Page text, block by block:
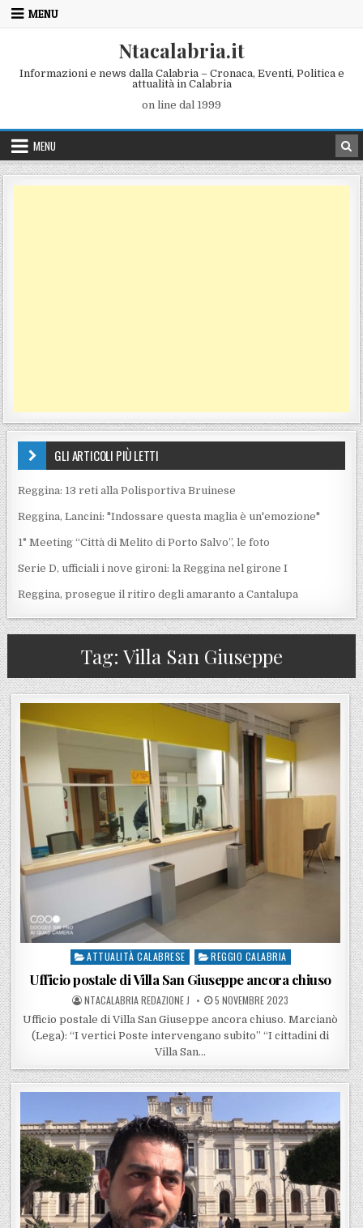
Skip to content
MENU
Ntacalabria.it
Informazioni e news dalla Calabria – Cronaca, Eventi, Politica e
attualità in Calabria
on line dal 1999
MENU
GLI ARTICOLI PIÙ LETTI
Reggina: 13 reti alla Polisportiva Bruinese
Reggina, Lancini: "Indossare questa maglia è un'emozione"
1° Meeting “Città di Melito di Porto Salvo”, le foto
Serie D, ufficiali i nove gironi: la Reggina nel girone I
Reggina, prosegue il ritiro degli amaranto a Cantalupa
Tag: Villa San Giuseppe
Posted in
ATTUALITÀ CALABRESE REGGIO CALABRIA
Ufficio postale di Villa San Giuseppe ancora chiuso
POSTED BY
NTACALABRIA REDAZIONE J POSTED ON
5 NOVEMBRE 2023
Ufficio postale di Villa San Giuseppe ancora chiuso. Marcianò
(Lega): “I vertici Poste intervengano subito” “I cittadini di
Villa San…